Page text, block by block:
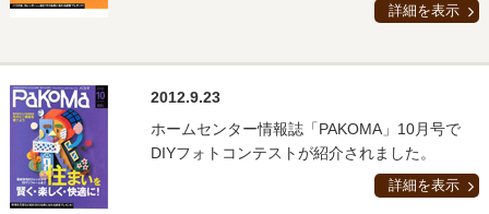
詳細を表示
2012.9.23
ホームセンター情報誌「PAKOMA」10月号で
DIYフォトコンテストが紹介されました。
詳細を表示